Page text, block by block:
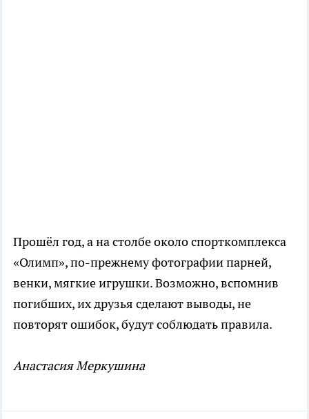
Прошёл год, а на столбе около спорткомплекса
«Олимп», по-прежнему фотографии парней,
венки, мягкие игрушки. Возможно, вспомнив
погибших, их друзья сделают выводы, не
повторят ошибок, будут соблюдать правила.
Анастасия Меркушина